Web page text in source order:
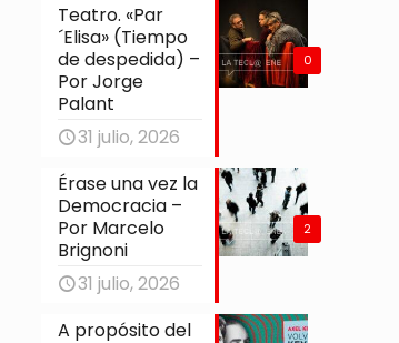
0
Teatro. «Par
´Elisa» (Tiempo
de despedida) –
Por Jorge
Palant
31 julio, 2026
2
Érase una vez la
Democracia –
Por Marcelo
Brignoni
31 julio, 2026
A propósito del